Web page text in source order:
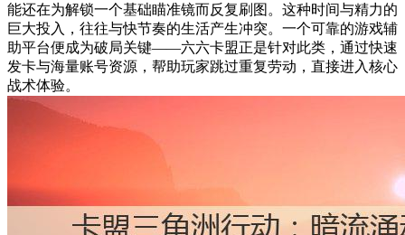
能还在为解锁一个基础瞄准镜而反复刷图。这种时间与精力的
巨大投入，往往与快节奏的生活产生冲突。一个可靠的游戏辅
助平台便成为破局关键——六六卡盟正是针对此类，通过快速
发卡与海量账号资源，帮助玩家跳过重复劳动，直接进入核心
战术体验。